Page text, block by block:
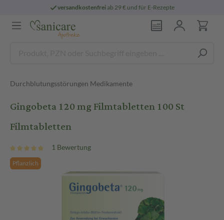
versandkostenfreiab 29 € und für E-Rezepte
Durchblutungsstörungen Medikamente
Gingobeta 120 mg Filmtabletten 100 St
Filmtabletten
1 Bewertung
Pflanzlich